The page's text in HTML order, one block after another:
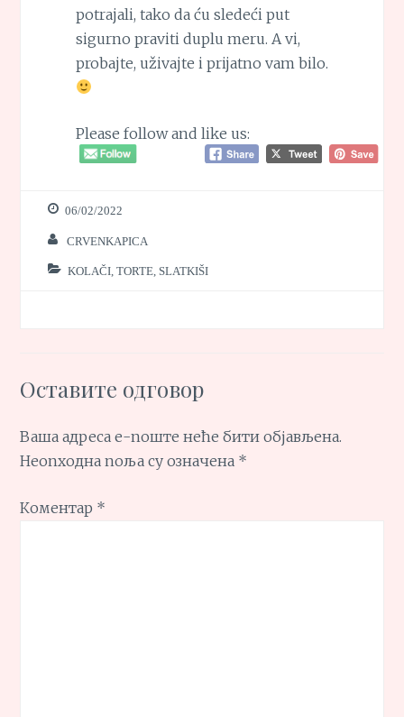
potrajali, tako da ću sledeći put
sigurno praviti duplu meru. A vi,
probajte, uživajte i prijatno vam bilo.
Please follow and like us:
06/02/2022
CRVENKAPICA
KOLAČI, TORTE, SLATKIŠI
Оставите одговор
Ваша адреса е-поште неће бити објављена.
Неопходна поља су означена *
Коментар *